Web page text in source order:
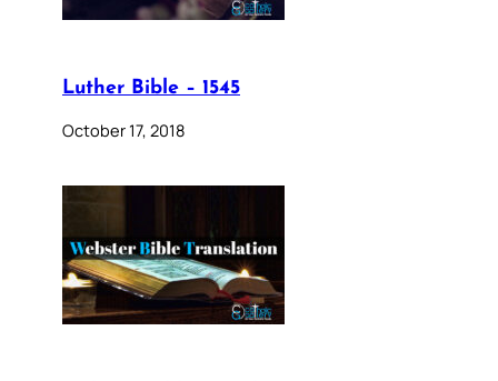
Luther Bible – 1545
October 17, 2018